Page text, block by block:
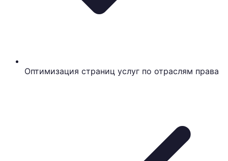
Оптимизация страниц услуг по отраслям права